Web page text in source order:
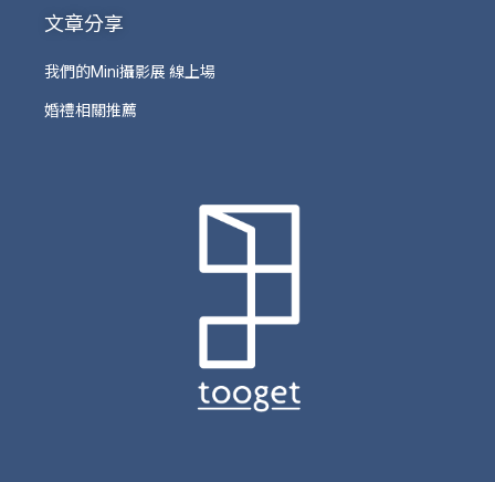
文章分享
我們的Mini攝影展 線上場
婚禮相關推薦